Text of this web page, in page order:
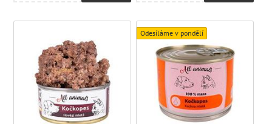
Odesíláme v pondělí